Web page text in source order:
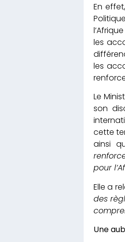
En
les
les
Le
son
cette
ainsi
pour
Elle a
des
Une